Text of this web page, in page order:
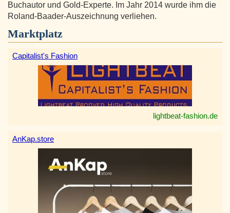
Buchautor und Gold-Experte. Im Jahr 2014 wurde ihm die
Roland-Baader-Auszeichnung verliehen.
Marktplatz
Capitalist's Fashion
lightbeat-fashion.de
AnKap.store